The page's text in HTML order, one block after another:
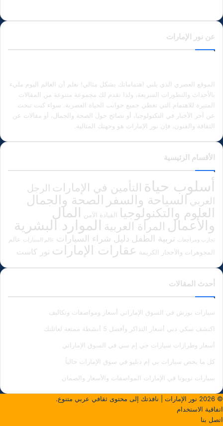
عن نور الإمارات
الموقع العصري الذي يلبي اهتماماتك بشكل مثالي! نعلم أن العالم اليوم مليء
بالأحداث والتطورات السريعة، ولذا نقدم لك مجموعة متنوعة من المقالات
المثيرة للاهتمام التي تغطي جميع جوانب الحياة العصرية. سواء كنت تبحث
عن آخر الأخبار في التكنولوجيا، أو نصائح حول الصحة والجمال، أو مقالات عن
الثقافة والفنون، فإن نور الإمارات هو وجهتك المثالية.
الأقسام الرئيسية
أسلوب حياة التأمين في الإمارات
الرجل
العربي السياحة والسفر الصحة والجمال
العلوم والتكنولوجيا
القيادة الآمن المال
والأعمال المرأة العربية الموارد البشرية
تجارب ومراجعات تربية الطفل دليل شراء السيارات عالم السيارات عالم
المجوهرات والأحجار الكريمة عقارات الإمارات نور كاست
أحدث المقالات
سيارات بورش في السوق الإماراتي أسعار ومواصفات وتكاليف
اكتشف سكي دبي أسعار التذاكر وأفضل 5 أنشطة ممتعة لعائلتك
أسعار وطرازات سيارات جي إم سي في السوق الإماراتي
كل ما يخص سيارات بي إم دبليو في سوق الإمارات حالياً
سيارات تويوتا في الإمارات المواصفات والأسعار والضمان
© 2026 نور الإمارات | نافذتك إلى محتوى ثقافي عربي متنوع.
اتفاقية الاستخدام
اتصل بنا